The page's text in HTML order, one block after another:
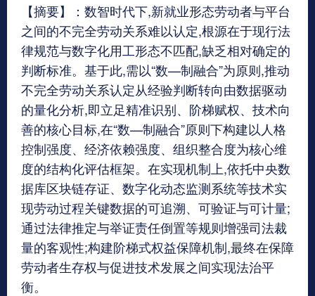
【摘要】：数智时代下,新就业形态劳动者与平台
之间的不完全劳动关系难以认定,根源在于现行法
律规范与数字化用工形态不匹配,缺乏相对确定的
判断标准。基于此,需以“数—制融合”为原则,推动
不完全劳动关系认定从经验判断转向由数据驱动
的量化分析,即立足精准识别、阶梯赋权、技术向
善的核心目标,在“数—制融合”原则下构建以人格
控制强度、经济依赖强度、组织整合度为核心维
度的结构化评估框架。在实现机制上,依托中央数
据库区块链存证、数字化动态监测系统等技术实
现劳动过程关键数据的可追溯、可验证与可计量;
通过法律推定与举证责任倒置等规则增强司法裁
量的客观性;构建阶梯式权益保障机制,最终在保障
劳动者生存权与促进技术发展之间实现法治平
衡。